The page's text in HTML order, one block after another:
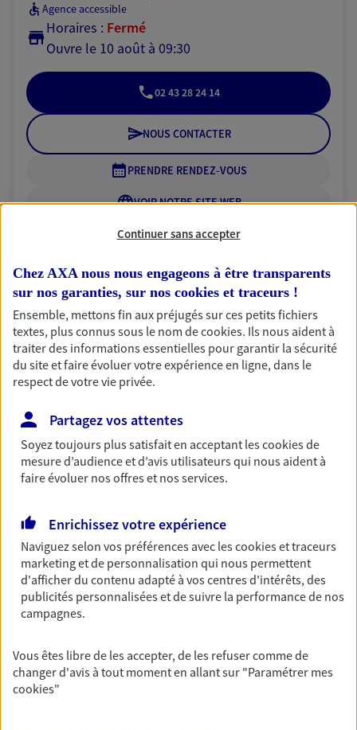
Agence accessible
Horaires : Fermé
Ouvre le 10 août à 09:30
02 43 28 24 14
NOUS CONTACTER
PRENDRE RENDEZ-VOUS
VOIR NOTRE SITE WEB
N° Orias * (orias.fr) : 15005697
Isabelle Joint
Agent général d'assurance exclusif AXA
Prévoyance & Patrimoine
65 Bis Avenue Bollee, 72000 Le Mans
Ouvre le 10 août à 09:00
02 19 23 01 39
VOIR NOTRE SITE WEB
N° Orias * (orias.fr) : 15000267
Laurent Madelon
Agent Général d'assurance exclusif AXA
Continuer sans accepter
Chez AXA nous nous engageons à être transparents
sur nos garanties, sur nos cookies et traceurs !
Ensemble, mettons fin aux préjugés sur ces petits fichiers
textes, plus connus sous le nom decookies. Ils nous aident à
traiter des informations essentielles pour garantir la sécurité
du site et faire évoluer votre expérience en ligne, dans le
respect de votre vie privée.
Partagez vos attentes
Soyez toujours plus satisfait en acceptant lescookiesde
mesure d’audience et d’avis utilisateurs qui nous aident à
faire évoluer nos offres et nos services.
Enrichissez votre expérience
Naviguez selon vos préférences avec lescookies et traceurs
marketing et de personnalisation qui nous permettent
d'afficher du contenu adapté à vos centres d'intérêts, des
publicités personnalisées et de suivre la performance de nos
campagnes.
Vous êtes libre de les accepter, de les refuser comme de
changer d'avis à tout moment en allant sur "Paramétrer mes
cookies"